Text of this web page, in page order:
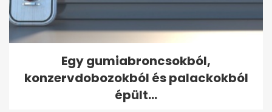
Egy gumiabroncsokból,
konzervdobozokból és palackokból
épült...